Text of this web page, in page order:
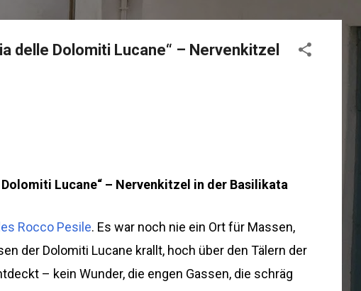
delle Dolomiti Lucane“ – Nervenkitzel
Lucane“ – Nervenkitzel in der Basilikata
Rocco Pesile. Es war noch nie ein Ort für Massen,
der Dolomiti Lucane krallt, hoch über den Tälern der
– kein Wunder, die engen Gassen, die schräg